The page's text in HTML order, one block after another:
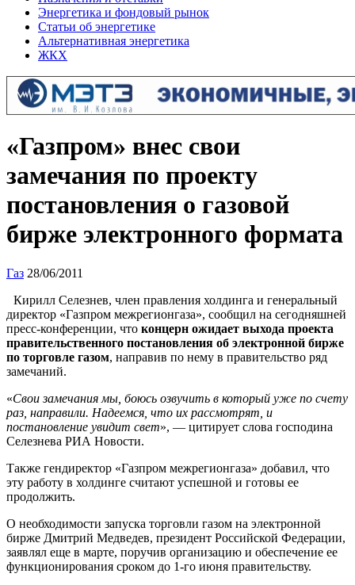
Энергетика и фондовый рынок
Статьи об энергетике
Альтернативная энергетика
ЖКХ
«Газпром» внес свои
замечания по проекту
постановления о газовой
бирже электронного формата
Газ 28/06/2011
Кирилл Селезнев, член правления холдинга и генеральный
директор «Газпром межрегионгаза», сообщил на сегодняшней
пресс-конференции, что концерн ожидает выхода проекта
правительственного постановления об электронной бирже
по торговле газом, направив по нему в правительство ряд
замечаний.
«Свои замечания мы, боюсь озвучить в который уже по счету
раз, направили. Надеемся, что их рассмотрят, и
постановление увидит свет», — цитирует слова господина
Селезнева РИА Новости.
Также гендиректор «Газпром межрегионгаза» добавил, что
эту работу в холдинге считают успешной и готовы ее
продолжить.
О необходимости запуска торговли газом на электронной
бирже Дмитрий Медведев, президент Российской Федерации,
заявлял еще в марте, поручив организацию и обеспечение ее
функционирования сроком до 1-го июня правительству.